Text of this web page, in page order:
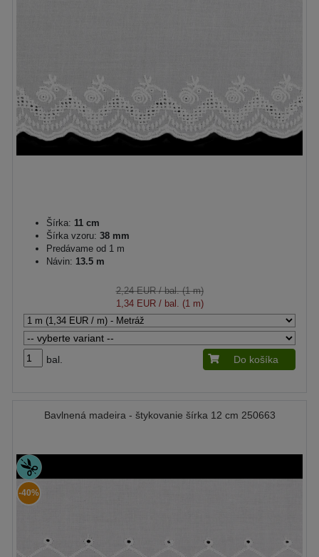
Šírka: 11 cm
Šírka vzoru: 38 mm
Predávame od 1 m
Návin: 13.5 m
2,24 EUR/ bal. (1 m)
1,34 EUR/ bal. (1 m)
bal. Do košíka
Bavlnená madeira - štykovanie šírka 12 cm 250663
-40%